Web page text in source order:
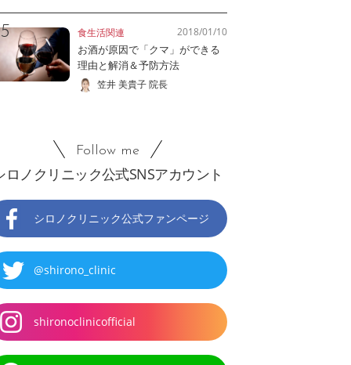
食生活関連 2018/01/10
お酒が原因で「クマ」ができる
理由と解消＆予防方法
笠井 美貴子 院長
Follow me
ロノクリニック公式SNSアカウント
シロノクリニック公式ファンページ
@shirono_clinic
shironoclinicofficial